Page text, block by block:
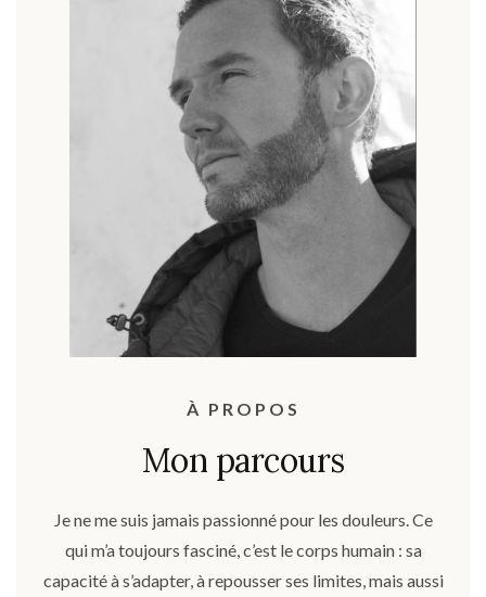
À PROPOS
Mon parcours
Je ne me suis jamais passionné pour les douleurs. Ce
qui m’a toujours fasciné, c’est le corps humain : sa
capacité à s’adapter, à repousser ses limites, mais aussi